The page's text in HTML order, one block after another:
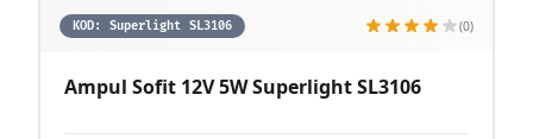
KOD: Superlight SL3106 (0)
Ampul Sofit 12V 5W Superlight SL3106